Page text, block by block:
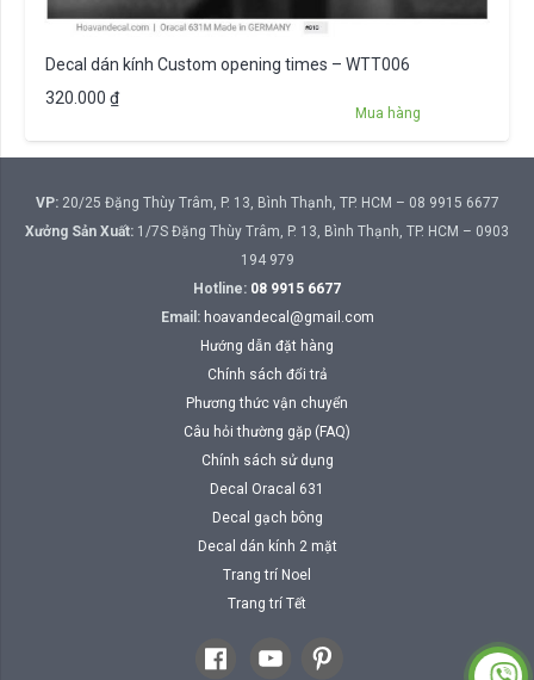
Decal dán kính Custom opening times – WTT006
320.000 ₫
Mua hàng
VP:20/25 Đặng Thùy Trâm, P. 13, Bình Thạnh, TP. HCM – 08 9915 6677
Xưởng Sản Xuất: 1/7S Đặng Thùy Trâm, P. 13, Bình Thạnh, TP. HCM – 0903
194 979
Hotline: 08 9915 6677
Email: hoavandecal@gmail.com
Hướng dẫn đặt hàng
Chính sách đổi trả
Phương thức vận chuyển
Câu hỏi thường gặp (FAQ)
Chính sách sử dụng
Decal Oracal 631
Decal gạch bông
Decal dán kính 2 mặt
Trang trí Noel
Trang trí Tết